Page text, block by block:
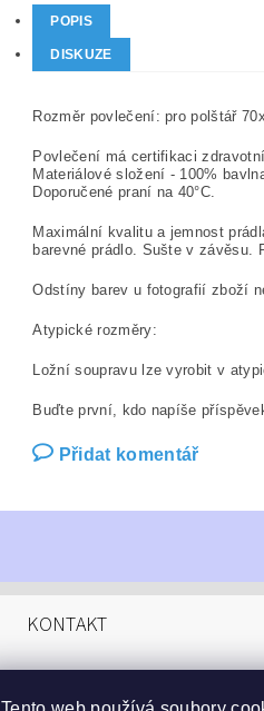
POPIS
DISKUZE
Rozměr povlečení: pro polštář
Povlečení má certifikaci
Materiálové složení - 100%
Doporučené praní na 40°C.
Maximální kvalitu a jemnost
barevné prádlo. Sušte v závěsu.
Odstíny barev u fotografií zboží
Atypické rozměry:
Ložní soupravu lze vyrobit v
Buďte první, kdo napíše
Přidat komentář
KONTAKT